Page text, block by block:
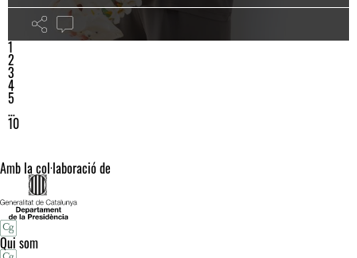
1
2
3
4
5
…
10
Amb la col·laboració de
Qui som